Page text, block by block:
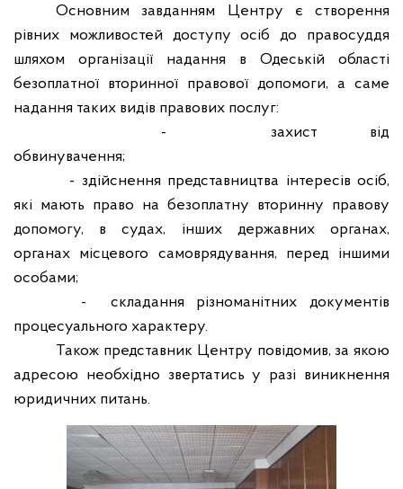
Основним завданням Центру є створення
рівних можливостей доступу осіб до правосуддя
шляхом організації надання в Одеській області
безоплатної вторинної правової допомоги, а саме
надання таких видів правових послуг:
-
захист від
обвинувачення;
- здійснення представництва інтересів осіб,
які мають право на безоплатну вторинну правову
допомогу, в судах, інших державних органах,
органах місцевого самоврядування, перед іншими
особами;
-
складання різноманітних документів
процесуального характеру.
Також представник Центру повідомив, за якою
адресою необхідно звертатись у разі виникнення
юридичних питань.